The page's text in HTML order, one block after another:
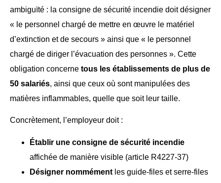
ambiguïté : la consigne de sécurité incendie doit désigner
« le personnel chargé de mettre en œuvre le matériel
d’extinction et de secours » ainsi que « le personnel
chargé de diriger l’évacuation des personnes ». Cette
obligation concerne tous les établissements de plus de
50 salariés, ainsi que ceux où sont manipulées des
matières inflammables, quelle que soit leur taille.
Concrètement, l’employeur doit :
Établir une consigne de sécurité incendie
affichée de manière visible (article R4227-37)
Désigner nommément les guide-files et serre-files